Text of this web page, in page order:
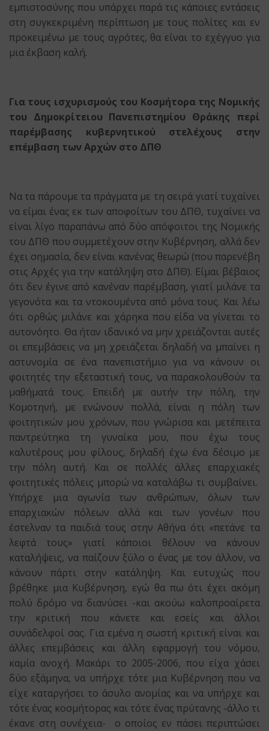
εμπιστοσύνης που υπάρχει παρά τις κάποιες εντάσεις
στη συγκεκριμένη περίπτωση με τους πολίτες και εν
προκειμένω με τους αγρότες, θα είναι το εχέγγυο για
μια έκβαση καλή.
Για τους ισχυρισμούς του Κοσμήτορα της Νομικής
του Δημοκρίτειου Πανεπιστημίου Θράκης περί
παρέμβασης κυβερνητικού στελέχους στην
επέμβαση των Αρχών στο ΔΠΘ
Να τα πάρουμε τα πράγματα με τη σειρά γιατί τυχαίνει
να είμαι ένας εκ των αποφοίτων του ΔΠΘ, τυχαίνει να
είναι λίγο παραπάνω από δύο απόφοιτοι της Νομικής
του ΔΠΘ που συμμετέχουν στην Κυβέρνηση, αλλά δεν
έχει σημασία, δεν είναι κανένας θεωρώ (που παρενέβη
στις Αρχές για την κατάληψη στο ΔΠΘ). Είμαι βέβαιος
ότι δεν έγινε από κανέναν παρέμβαση, γιατί μιλάνε τα
γεγονότα και τα ντοκουμέντα από μόνα τους. Και λέω
ότι ορθώς μιλάνε και χάρηκα που είδα να γίνεται το
αυτονόητο. Θα ήταν ιδανικό να μην χρειάζονται αυτές
οι επεμβάσεις να μη χρειάζεται δηλαδή να μπαίνει η
αστυνομία σε ένα πανεπιστήμιο για να κάνουν οι
φοιτητές την εξεταστική τους, να παρακολουθούν τα
μαθήματά τους. Επειδή με αυτήν την πόλη, την
Κομοτηνή, με ενώνουν πολλά, είναι η πόλη των
φοιτητικών μου χρόνων, που γνώρισα και μετέπειτα
παντρεύτηκα τη γυναίκα μου, που έχω τους
καλυτέρους μου φίλους, δηλαδή έχω ένα δέσιμο με
την πόλη αυτή. Και σε πολλές άλλες επαρχιακές
φοιτητικές πόλεις μπορώ να καταλάβω τι συμβαίνει.
Υπήρχε μια αγωνία των ανθρώπων, όλων των
επαρχιακών πόλεων αλλά και των γονέων που
έστελναν τα παιδιά τους στην Αθήνα ότι «πετάνε τα
λεφτά τους» γιατί κάποιοι θέλουν να κάνουν
καταλήψεις, να παίζουν ξύλο ο ένας με τον άλλον, να
κάνουν πάρτι στην κατάληψη. Και ευτυχώς που
βρέθηκε μια Κυβέρνηση, εγώ θα πω ότι έχει ακόμη
πολύ δρόμο να διανύσει -και ακούω καλοπροαίρετα
την κριτική που κάνετε και εσείς και άλλοι
συνάδελφοί σας. Για εμένα η σωστή κριτική είναι και
άλλες επεμβάσεις και άλλη εφαρμογή του νόμου,
καμία ανοχή. Μακάρι το 2005-2006, που είχα χάσει
δύο εξάμηνα, να υπήρχε τότε μια Κυβέρνηση που να
είχε καταργήσει το άσυλο ανομίας και να υπήρχε και
τότε ένας κοσμήτορας και τότε ένας πρύτανης -άλλο τι
έκανε στη συνέχεια- ο οποίος εν πάσει περιπτώσει